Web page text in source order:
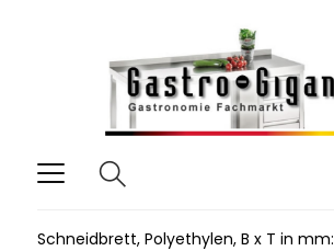
Schneidbrett, Polyethylen, B x T in